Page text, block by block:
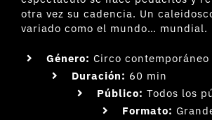
otra vez su cadencia. Un
variado como el mundo… mundial.
Género: Circo contemporáneo
Duración: 60 min
Público: Todos los
Formato: